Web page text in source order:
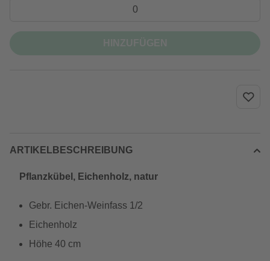
ARTIKELBESCHREIBUNG
Pflanzkübel, Eichenholz, natur
Gebr. Eichen-Weinfass 1/2
Eichenholz
Höhe 40 cm